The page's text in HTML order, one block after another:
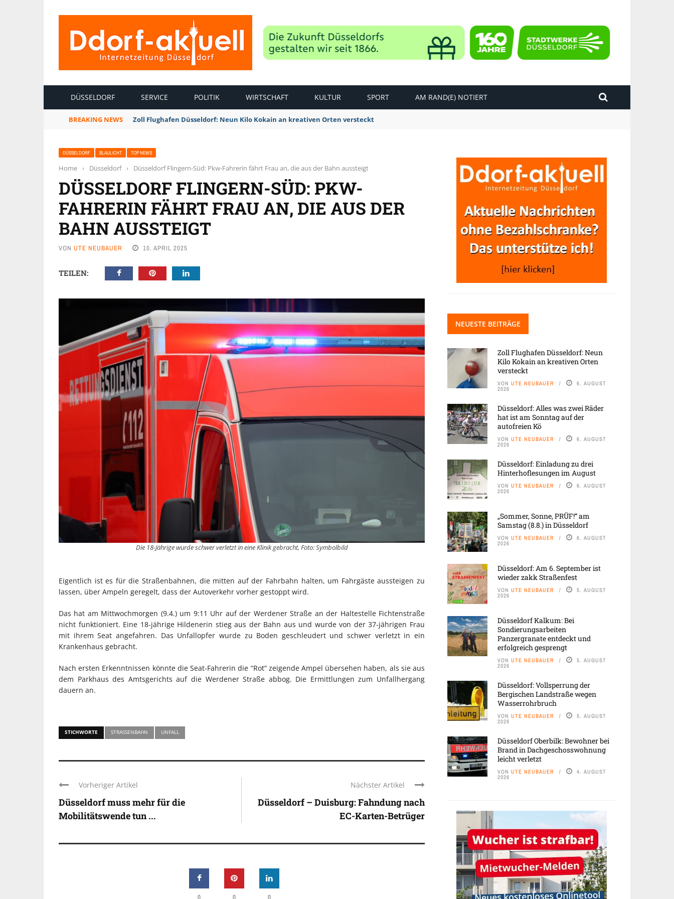
DÜSSELDORF SERVICE POLITIK WIRTSCHAFT KULTUR SPORT AM RAND(E) NOTIERT
BREAKING NEWS Zoll Flughafen Düsseldorf: Neun Kilo Kokain an kreativen Orten versteckt
DÜSSELDORF BLAULICHT TOP NEWS
Home › Düsseldorf › Düsseldorf Flingern-Süd: Pkw-Fahrerin fährt Frau an, die aus der Bahn aussteigt
DÜSSELDORF FLINGERN-SÜD: PKW-
FAHRERIN FÄHRT FRAU AN, DIE AUS DER
BAHN AUSSTEIGT
VON UTE NEUBAUER 10. APRIL 2025
TEILEN:
Die 18-Jährige wurde schwer verletzt in eine Klinik gebracht, Foto: Symbolbild
Eigentlich ist es für die Straßenbahnen, die mitten auf der Fahrbahn halten, um Fahrgäste aussteigen zu
lassen, über Ampeln geregelt, dass der Autoverkehr vorher gestoppt wird.
Das hat am Mittwochmorgen (9.4.) um 9:11 Uhr auf der Werdener Straße an der Haltestelle Fichtenstraße
nicht funktioniert. Eine 18-jährige Hildenerin stieg aus der Bahn aus und wurde von der 37-jährigen Frau
mit ihrem Seat angefahren. Das Unfallopfer wurde zu Boden geschleudert und schwer verletzt in ein
Krankenhaus gebracht.
Nach ersten Erkenntnissen könnte die Seat-Fahrerin die “Rot” zeigende Ampel übersehen haben, als sie aus
dem Parkhaus des Amtsgerichts auf die Werdener Straße abbog. Die Ermittlungen zum Unfallhergang
dauern an.
STICHWORTE STRASSENBAHN UNFALL
Vorheriger Artikel
Düsseldorf muss mehr für die
Mobilitätswende tun ...
Nächster Artikel
Düsseldorf – Duisburg: Fahndung nach
EC-Karten-Betrüger
0 0 0
NEUESTE BEITRÄGE
Zoll Flughafen Düsseldorf: Neun
Kilo Kokain an kreativen Orten
versteckt
VON UTE NEUBAUER 6. AUGUST
2026
Düsseldorf: Alles was zwei Räder
hat ist am Sonntag auf der
autofreien Kö
VON UTE NEUBAUER 6. AUGUST
2026
Düsseldorf: Einladung zu drei
Hinterhoflesungen im August
VON UTE NEUBAUER 6. AUGUST
2026
„Sommer, Sonne, PRÜF!“ am
Samstag (8.8.) in Düsseldorf
VON UTE NEUBAUER 6. AUGUST
2026
Düsseldorf: Am 6. September ist
wieder zakk Straßenfest
VON UTE NEUBAUER 5. AUGUST
2026
Düsseldorf Kalkum: Bei
Sondierungsarbeiten
Panzergranate entdeckt und
erfolgreich gesprengt
VON UTE NEUBAUER 5. AUGUST
2026
Düsseldorf: Vollsperrung der
Bergischen Landstraße wegen
Wasserrohrbruch
VON UTE NEUBAUER 5. AUGUST
2026
Düsseldorf Oberbilk: Bewohner bei
Brand in Dachgeschosswohnung
leicht verletzt
VON UTE NEUBAUER 4. AUGUST
2026